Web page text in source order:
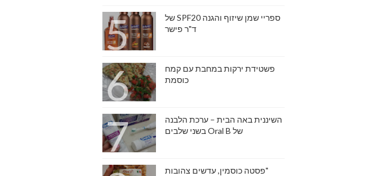
ספריי שמן שיזוף והגנה SPF20 של
ד"ר פישר
פשטידת ירקות במחבת עם קמח
כוסמת
השיננית באה הבית – ערכת הלבנה
של Oral B בשני שלבים
"פסטה כוסמין, עדשים צהובות